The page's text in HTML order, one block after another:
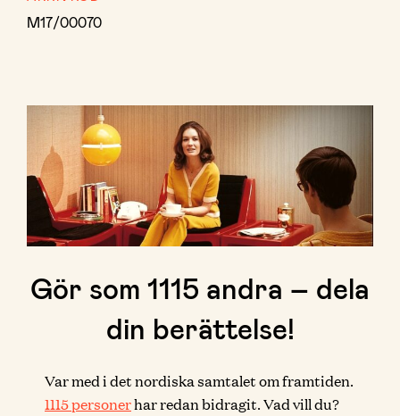
M17/00070
Gör som 1115 andra – dela
din berättelse!
Var med i det nordiska samtalet om framtiden.
1115personerhar redan bidragit. Vad vill du?